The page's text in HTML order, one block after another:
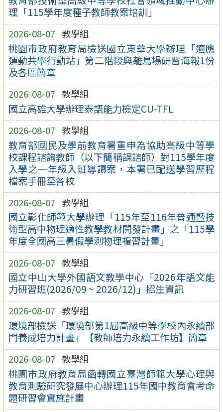
理「115學年度種子教師教案培訓」
2026-08-07 教學組
桃園市政府教育局檢送國立東華大學辦理「適應
運動共學行動站」第二階段與離島場研習海報1份
及各區簡章
2026-08-07 教學組
國立高雄大學辦理泰語能力檢定CU-TFL
2026-08-07 教學組
教育部國民及學前教育署重申為協助高級中等學
校課程諮詢教師（以下簡稱課諮師）對115學年度
入學之一年級入班導讀案，本署已配送學習歷程
檔案手冊至各校
2026-08-07 教學組
國立彰化師範大學辦理「115年至116年普通暨技
術型高中物理適性教學教材開發計畫」之「115學
年度全國高三暑假學測物理複習計畫」
2026-08-07 教學組
國立中山大學外國語文教學中心「2026年語文能
力研習班(2026/09 ~ 2026/12)」招生資訊
2026-08-07 教學組
環境部檢送「環境部第1屆高級中等學校內永續部
門養成培力計畫」【教師培力永續工作坊】簡章
2026-08-07 教學組
桃園市政府教育局函轉國立臺灣師範大學心理與
教育測驗研究發展中心辦理115年國中教育會考命
題研習會實施計畫